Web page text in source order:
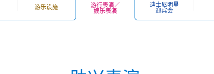
游乐设施
游行表演／
娱乐表演
迪士尼明星
迎宾会